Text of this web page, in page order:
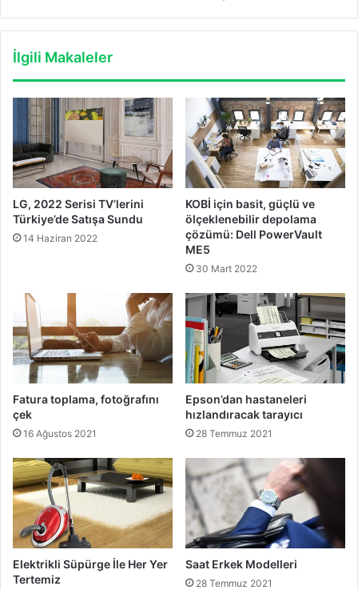
İlgili Makaleler
LG, 2022 Serisi TV’lerini
Türkiye’de Satışa Sundu
14 Haziran 2022
KOBİ için basit, güçlü ve
ölçeklenebilir depolama
çözümü: Dell PowerVault
ME5
30 Mart 2022
Fatura toplama, fotoğrafını
çek
16 Ağustos 2021
Epson’dan hastaneleri
hızlandıracak tarayıcı
28 Temmuz 2021
Elektrikli Süpürge İle Her Yer
Tertemiz
Saat Erkek Modelleri
28 Temmuz 2021